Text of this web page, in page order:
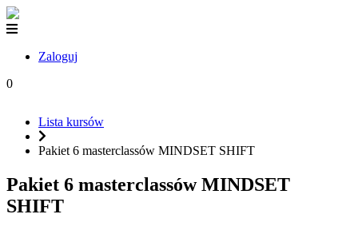
Zaloguj
0
Lista kursów
Pakiet 6 masterclassów MINDSET SHIFT
Pakiet 6 masterclassów MINDSET
SHIFT